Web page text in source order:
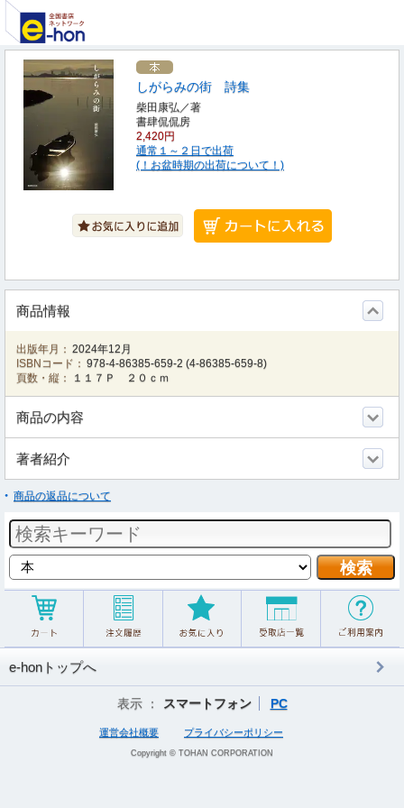
しがらみの街 詩集
柴田康弘／著
書肆侃侃房
2,420円
通常１～２日で出荷
(！お盆時期の出荷について！)
商品情報
出版年月： 2024年12月
ISBNコード： 978-4-86385-659-2 (4-86385-659-8)
頁数・縦：
１１７Ｐ ２０ｃｍ
商品の内容
著者紹介
商品の返品について
e-honトップへ
表示 ： スマートフォン PC
運営会社概要 プライバシーポリシー
Copyright © TOHAN CORPORATION